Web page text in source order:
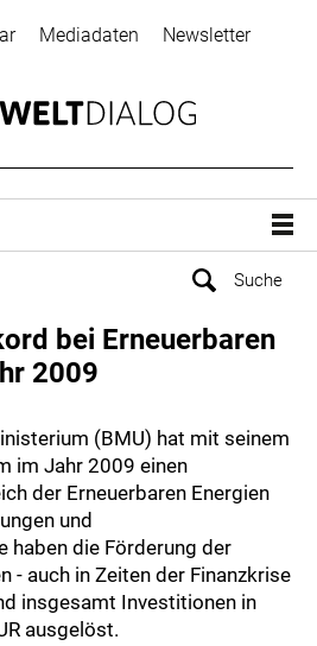
Mediadaten Newsletter
bei Erneuerbaren
2009
(BMU) hat mit seinem
im Jahr 2009 einen
der Erneuerbaren Energien
und
haben die Förderung der
- auch in Zeiten der Finanzkrise
insgesamt Investitionen in
ausgelöst.